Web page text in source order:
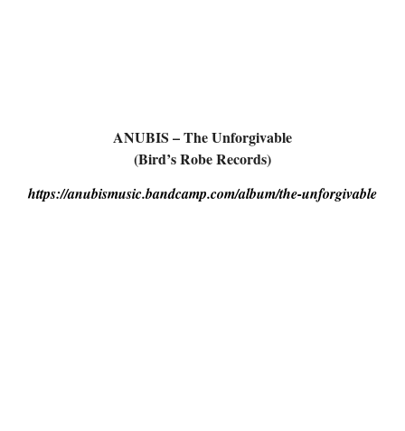
ANUBIS – The Unforgivable
(Bird’s Robe Records)
https://anubismusic.bandcamp.com/album/the-unforgivable